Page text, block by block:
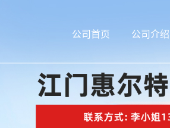
公司首页 公司介绍